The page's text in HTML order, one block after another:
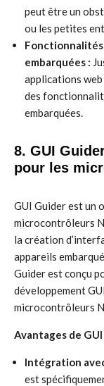
peut être un
ou les petites
embarquées :
applications
des
embarquées.
8. GUI
pour les
GUI Guider est un
microcontrôleurs
la création
appareils
Guider est conçu
développement
microcontrôleurs
Avantages de
Intégration
est